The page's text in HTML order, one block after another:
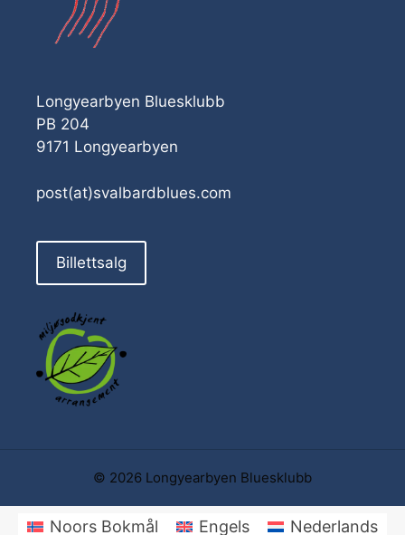
Longyearbyen Bluesklubb
PB 204
9171 Longyearbyen
post(at)svalbardblues.com
Billettsalg
© 2026 Longyearbyen Bluesklubb
Noors Bokmål Engels Nederlands